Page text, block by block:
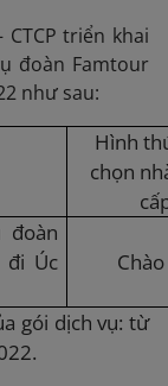
triển khai
đoàn Famtour
như sau:
Hình
chọn
đoàn
đi Úc
gói dịch vụ: từ
.